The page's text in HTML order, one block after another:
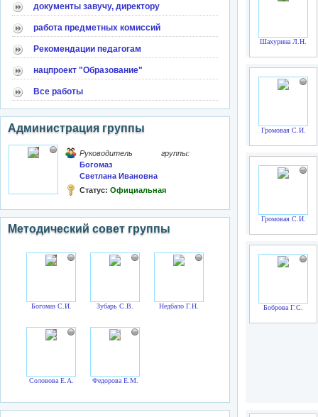
документы завучу, директору
работа предметных комиссий
Рекомендации педагогам
нацпроект "Образование"
Все работы
Администрация группы
Руководитель группы:
Богомаз
Светлана Ивановна
Статус: Официальная
Методический совет группы
Богомаз С.И. Зубарь С.В. Недбало Г.Н.
Соловова Е.А. Федорова Е.М.
Шахурина Л.Н.
Громовая С.И.
Громовая С.И.
Боброва Г.С.